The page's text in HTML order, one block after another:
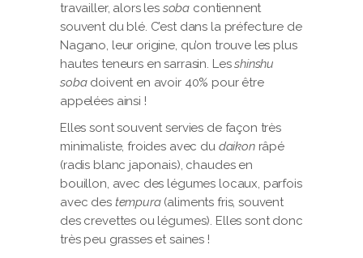
travailler, alors les soba contiennent
souvent du blé. C’est dans la préfecture de
Nagano, leur origine, qu’on trouve les plus
hautes teneurs en sarrasin. Lesshinshu
sobadoivent en avoir 40% pour être
appelées ainsi !
Elles sont souvent servies de façon très
minimaliste, froides avec du daikonrâpé
(radis blanc japonais), chaudes en
bouillon, avec des légumes locaux, parfois
avec des tempura (aliments fris, souvent
des crevettes ou légumes). Elles sont donc
très peu grasses et saines !